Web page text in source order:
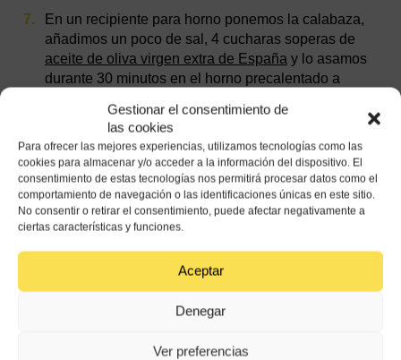
Gestionar el consentimiento de
las cookies
Para ofrecer las mejores experiencias, utilizamos tecnologías como las
cookies para almacenar y/o acceder a la información del dispositivo. El
consentimiento de estas tecnologías nos permitirá procesar datos como el
comportamiento de navegación o las identificaciones únicas en este sitio.
No consentir o retirar el consentimiento, puede afectar negativamente a
ciertas características y funciones.
Aceptar
Denegar
Ver preferencias
En un recipiente para horno ponemos la calabaza,
añadimos un poco de sal, 4 cucharas soperas de
aceite de oliva virgen extra de España y lo asamos
durante 30 minutos en el horno precalentado a
En una sartén vierte 2 cucharadas soperas de
aceite de oliva virgen extra de España y rehoga la
cebolla hasta que esté pochada y añade la
calabaza y la salvia. Cocina durante 10 minutos
más y añade el queso curado rallado. Sirve con el
cerdo loncheado.